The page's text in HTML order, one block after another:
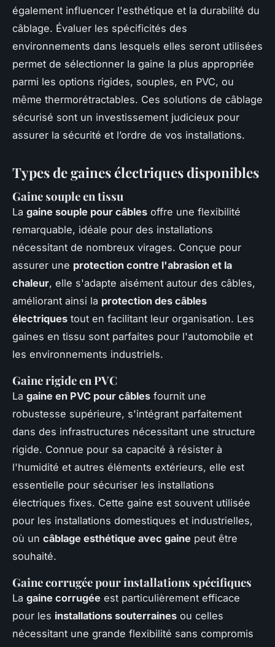
également influencer l'esthétique et la durabilité du
câblage. Évaluer les spécificités des
environnements dans lesquels elles seront utilisées
permet de sélectionner la gaine la plus appropriée
parmi les options rigides, souples, en PVC, ou
même thermorétractables. Ces solutions de câblage
sécurisé sont un investissement judicieux pour
assurer la sécurité et l’ordre de vos installations.
Types de gaines électriques disponibles
Gaine souple en tissu
La gaine souple pour câbles offre une flexibilité
remarquable, idéale pour des installations
nécessitant de nombreux virages. Conçue pour
assurer une protection contre l'abrasion et la
chaleur, elle s'adapte aisément autour des câbles,
améliorant ainsi la protection des câbles
électriques tout en facilitant leur organisation. Les
gaines en tissu sont parfaites pour l'automobile et
les environnements industriels.
Gaine rigide en PVC
La gaine en PVC pour câbles fournit une
robustesse supérieure, s'intégrant parfaitement
dans des infrastructures nécessitant une structure
rigide. Connue pour sa capacité à résister à
l'humidité et autres éléments extérieurs, elle est
essentielle pour sécuriser les installations
électriques fixes. Cette gaine est souvent utilisée
pour les installations domestiques et industrielles,
où un câblage esthétique avec gaine peut être
souhaité.
Gaine corrugée pour installations spécifiques
La gaine corrugée est particulièrement efficace
pour les installations souterraines ou celles
nécessitant une grande flexibilité sans compromis